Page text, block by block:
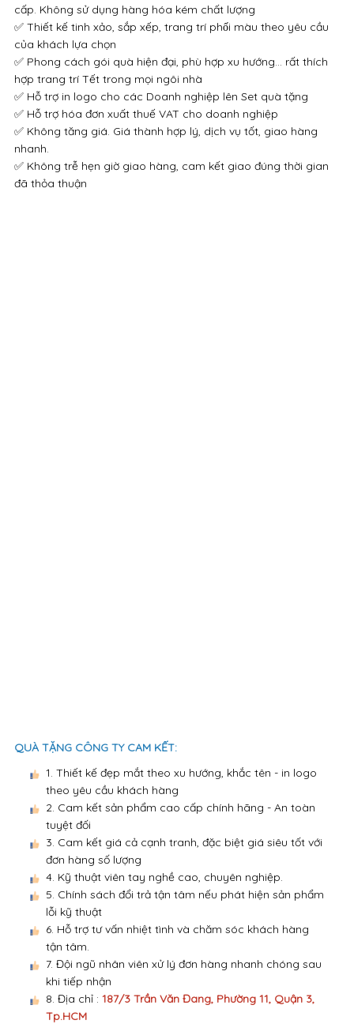
cấp. Không sử dụng hàng hóa kém chất lượng
✅ Thiết kế tinh xảo, sắp xếp, trang trí phối màu theo yêu cầu
của khách lựa chọn
✅ Phong cách gói quà hiện đại, phù hợp xu hướng… rất thích
hợp trang trí Tết trong mọi ngôi nhà
✅ Hỗ trợ in logo cho các Doanh nghiệp lên Set quà tặng
✅ Hỗ trợ hóa đơn xuất thuế VAT cho doanh nghiệp
✅ Không tăng giá. Giá thành hợp lý, dịch vụ tốt, giao hàng
nhanh.
✅ Không trễ hẹn giờ giao hàng, cam kết giao đúng thời gian
đã thỏa thuận
QUÀ TẶNG CÔNG TY CAM KẾT:
1. Thiết kế đẹp mắt theo xu hướng, khắc tên - in logo
theo yêu cầu khách hàng
2. Cam kết sản phẩm cao cấp chính hãng - An toàn
tuyệt đối
3. Cam kết giá cả cạnh tranh, đặc biệt giá siêu tốt với
đơn hàng số lượng
4. Kỹ thuật viên tay nghề cao, chuyên nghiệp.
5. Chính sách đổi trả tận tâm nếu phát hiện sản phẩm
lỗi kỹ thuật
6. Hỗ trợ tư vấn nhiệt tình và chăm sóc khách hàng
tận tâm.
7. Đội ngũ nhân viên xử lý đơn hàng nhanh chóng sau
khi tiếp nhận
8. Địa chỉ : 187/3 Trần Văn Đang, Phường 11, Quận 3,
Tp.HCM